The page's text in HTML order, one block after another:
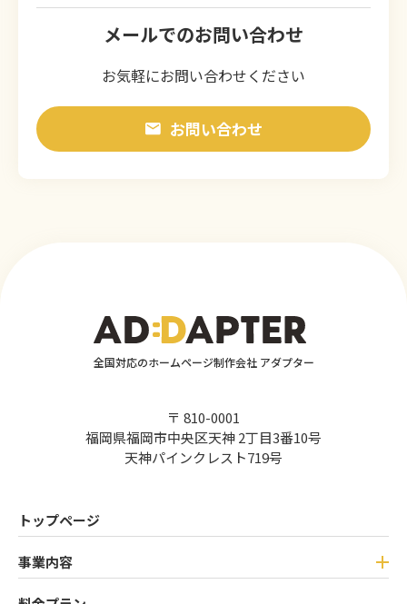
メールでのお問い合わせ
お気軽にお問い合わせください
お問い合わせ
全国対応のホームページ制作会社 アダプター
〒 810-0001
福岡県福岡市中央区天神 2丁目3番10号
天神パインクレスト719号
トップページ
事業内容